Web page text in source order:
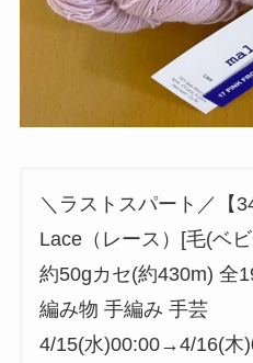
＼ラストスパート／【
Lace（レース）[毛(ベ
約50gカセ(約430m) 全
編み物 手編み 手芸
4/15(水)00:00→4/16(木